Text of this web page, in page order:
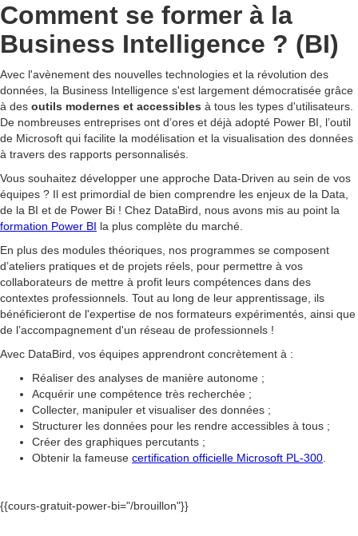
Comment se former à la
Business Intelligence ? (BI)
Avec l'avènement des nouvelles technologies et la révolution des
données, la Business Intelligence s'est largement démocratisée grâce
à des outils modernes et accessibles à tous les types d'utilisateurs.
De nombreuses entreprises ont d’ores et déjà adopté Power BI, l’outil
de Microsoft qui facilite la modélisation et la visualisation des données
à travers des rapports personnalisés.
Vous souhaitez développer une approche Data-Driven au sein de vos
équipes ? Il est primordial de bien comprendre les enjeux de la Data,
de la BI et de Power Bi ! Chez DataBird, nous avons mis au point la
formation Power BI la plus complète du marché.
En plus des modules théoriques, nos programmes se composent
d’ateliers pratiques et de projets réels, pour permettre à vos
collaborateurs de mettre à profit leurs compétences dans des
contextes professionnels. Tout au long de leur apprentissage, ils
bénéficieront de l'expertise de nos formateurs expérimentés, ainsi que
de l’accompagnement d'un réseau de professionnels !
Avec DataBird, vos équipes apprendront concrètement à :
Réaliser des analyses de manière autonome ;
Acquérir une compétence très recherchée ;
Collecter, manipuler et visualiser des données ;
Structurer les données pour les rendre accessibles à tous ;
Créer des graphiques percutants ;
Obtenir la fameuse certification officielle Microsoft PL-300
{{cours-gratuit-power-bi="/brouillon"}}